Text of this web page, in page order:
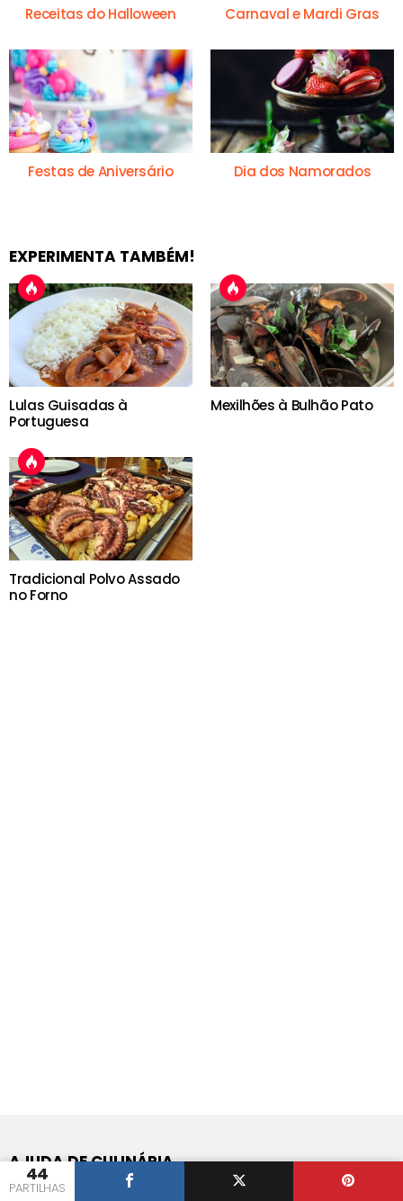
44
PARTILHAS
Receitas do Halloween Carnaval e Mardi Gras
Festas de Aniversário Dia dos Namorados
EXPERIMENTA TAMBÉM!
Lulas Guisadas à
Portuguesa
Mexilhões à Bulhão Pato
Tradicional Polvo Assado
no Forno
AJUDA DE CULINÁRIA